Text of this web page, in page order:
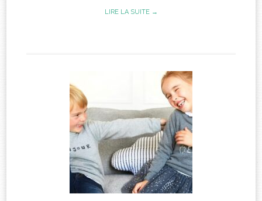
LIRE LA SUITE →